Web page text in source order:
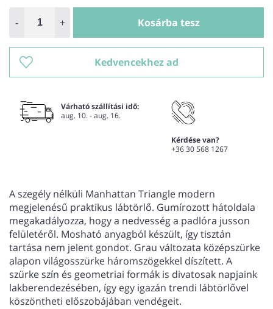
- + Kosárba tesz
Kedvencekhez ad
Várható szállítási idő:
aug. 10. - aug. 16.
Kérdése van?
+36 30 568 1267
A szegély nélküli Manhattan Triangle modern
megjelenésű praktikus lábtörlő. Gumírozott hátoldala
megakadályozza, hogy a nedvesség a padlóra jusson
felületéről. Mosható anyagból készült, így tisztán
tartása nem jelent gondot. Grau változata középszürke
alapon világosszürke háromszögekkel díszített. A
szürke szín és geometriai formák is divatosak napjaink
lakberendezésében, így egy igazán trendi lábtörlővel
köszöntheti előszobájában vendégeit.